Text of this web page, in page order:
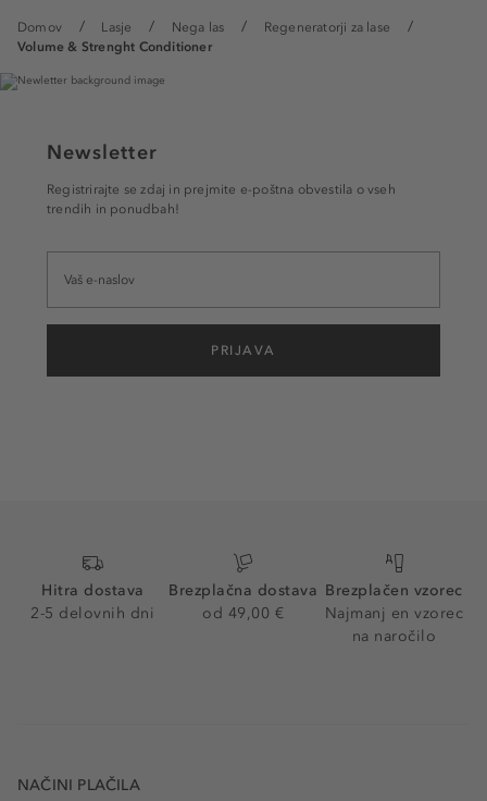
Domov Lasje Nega las
Regeneratorji za lase
Volume & Strenght Conditioner
Newsletter
Registrirajte se zdaj in prejmite e-poštna obvestila o vseh
trendih in ponudbah!
PRIJAVA
Hitra dostava
2-5 delovnih dni
Brezplačna dostava
od 49,00 €
Brezplačen vzorec
Najmanj en vzorec
na naročilo
NAČINI PLAČILA